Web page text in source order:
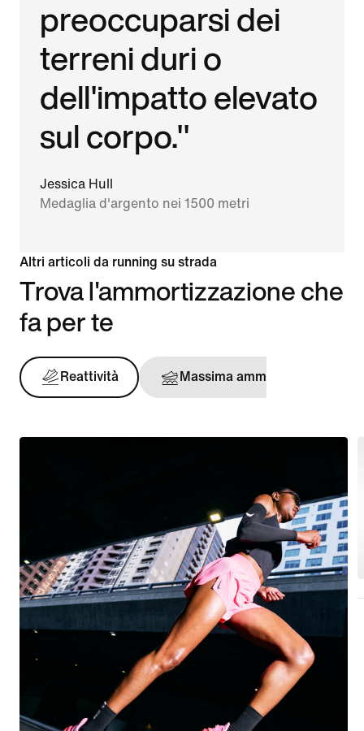
preoccuparsi dei
terreni duri o
dell'impatto elevato
sul corpo."
Jessica Hull
Medaglia d'argento nei 1500 metri
Altri articoli da running su strada
Trova l'ammortizzazione che
fa per te
Reattività Massima ammortizzazione